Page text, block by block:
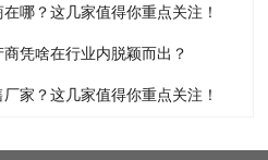
哪？这几家值得你重点关注！
凭啥在行业内脱颖而出？
家？这几家值得你重点关注！